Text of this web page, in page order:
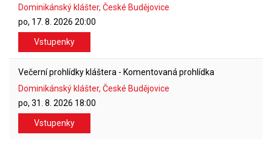
Dominikánský klášter, České Budějovice
po, 17. 8. 2026 20:00
Vstupenky
Večerní prohlídky kláštera - Komentovaná prohlídka
Dominikánský klášter, České Budějovice
po, 31. 8. 2026 18:00
Vstupenky